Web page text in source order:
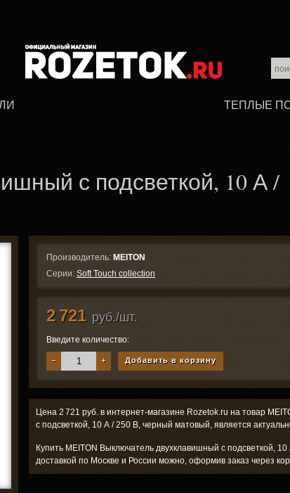
ТЕПЛЫЕ
с подсветкой, 10 А /
Производитель: MEITON
Серии: Soft Touch collection
2 721 руб./шт.
Введите количество:
− + Добавить в корзину
Цена 2 721 руб. в интернет-магазине Rozetok.ru на товар
с подсветкой, 10 А / 250 В, черный матовый, является
Купить MEITON Выключатель двухклавишный с подсветкой,
доставкой по Москве и России можно, оформив заказ через